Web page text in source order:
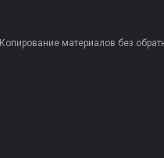
Копирование материалов без